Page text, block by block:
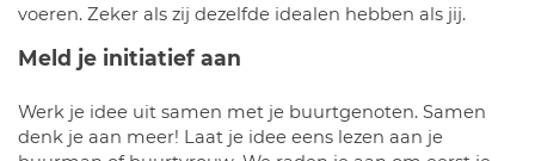
voeren. Zeker als zij dezelfde idealen hebben als jij.
Meld je initiatief aan
Werk je idee uit samen met je buurtgenoten. Samen
denk je aan meer! Laat je idee eens lezen aan je